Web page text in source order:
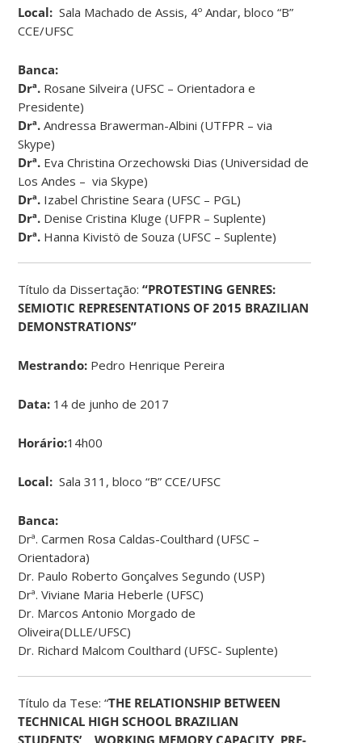
Local: Sala Machado de Assis, 4º Andar, bloco “B”
CCE/UFSC
Banca:
Drª. Rosane Silveira (UFSC – Orientadora e
Presidente)
Drª.Andressa Brawerman-Albini (UTFPR – via
Skype)
Drª. Eva Christina Orzechowski Dias (Universidad de
Los Andes – via Skype)
Drª. Izabel Christine Seara (UFSC – PGL)
Drª. Denise Cristina Kluge (UFPR – Suplente)
Drª. Hanna Kivistö de Souza (UFSC – Suplente)
Título da Dissertação:“PROTESTING GENRES:
SEMIOTIC REPRESENTATIONS OF 2015 BRAZILIAN
DEMONSTRATIONS”
Mestrando: Pedro Henrique Pereira
Data: 14 de junho de 2017
Horário:14h00
Local: Sala 311, bloco “B” CCE/UFSC
Banca:
Drª. Carmen Rosa Caldas-Coulthard (UFSC –
Orientadora)
Dr. Paulo Roberto Gonçalves Segundo (USP)
Drª. Viviane Maria Heberle (UFSC)
Dr. Marcos Antonio Morgado de
Oliveira(DLLE/UFSC)
Dr. Richard Malcom Coulthard (UFSC- Suplente)
Título da Tese: “THE RELATIONSHIP BETWEEN
TECHNICAL HIGH SCHOOL BRAZILIAN
STUDENTS’ WORKING MEMORY CAPACITY, PRE-